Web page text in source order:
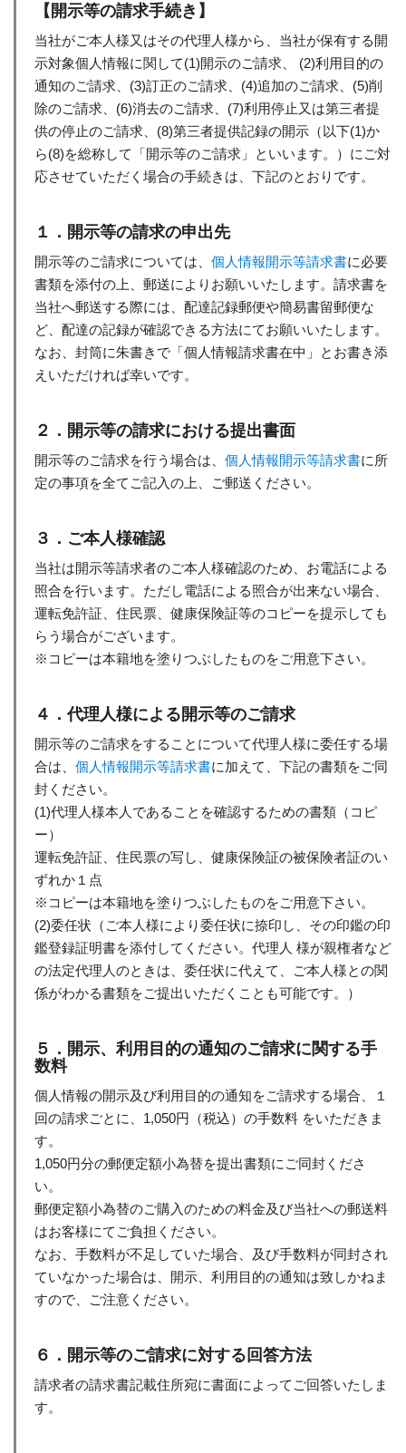
【開示等の請求手続き】
当社がご本人様又はその代理人様から、当社が保有する開
示対象個人情報に関して(1)開示のご請求、 (2)利用目的の
通知のご請求、(3)訂正のご請求、(4)追加のご請求、(5)削
除のご請求、(6)消去のご請求、(7)利用停止又は第三者提
供の停止のご請求、(8)第三者提供記録の開示（以下(1)か
ら(8)を総称して「開示等のご請求」といいます。）にご対
応させていただく場合の手続きは、下記のとおりです。
１．開示等の請求の申出先
開示等のご請求については、 個人情報開示等請求書に必要
書類を添付の上、郵送によりお願いいたします。請求書を
当社へ郵送する際には、配達記録郵便や簡易書留郵便な
ど、配達の記録が確認できる方法にてお願いいたします。
なお、封筒に朱書きで「個人情報請求書在中」とお書き添
えいただければ幸いです。
２．開示等の請求における提出書面
開示等のご請求を行う場合は、 個人情報開示等請求書に所
定の事項を全てご記入の上、ご郵送ください。
３．ご本人様確認
当社は開示等請求者のご本人様確認のため、お電話による
照合を行います。ただし電話による照合が出来ない場合、
運転免許証、住民票、健康保険証等のコピーを提示しても
らう場合がございます。
※コピーは本籍地を塗りつぶしたものをご用意下さい。
４．代理人様による開示等のご請求
開示等のご請求をすることについて代理人様に委任する場
合は、 個人情報開示等請求書に加えて、下記の書類をご同
封ください。
(1)代理人様本人であることを確認するための書類（コピ
ー）
運転免許証、住民票の写し、健康保険証の被保険者証のい
ずれか１点
※コピーは本籍地を塗りつぶしたものをご用意下さい。
(2)委任状（ご本人様により委任状に捺印し、その印鑑の印
鑑登録証明書を添付してください。代理人 様が親権者など
の法定代理人のときは、委任状に代えて、ご本人様との関
係がわかる書類をご提出いただくことも可能です。）
５．開示、利用目的の通知のご請求に関する手
数料
個人情報の開示及び利用目的の通知をご請求する場合、１
回の請求ごとに、1,050円（税込）の手数料 をいただきま
す。
1,050円分の郵便定額小為替を提出書類にご同封くださ
い。
郵便定額小為替のご購入のための料金及び当社への郵送料
はお客様にてご負担ください。
なお、手数料が不足していた場合、及び手数料が同封され
ていなかった場合は、開示、利用目的の通知は致しかねま
すので、ご注意ください。
６．開示等のご請求に対する回答方法
請求者の請求書記載住所宛に書面によってご回答いたしま
す。